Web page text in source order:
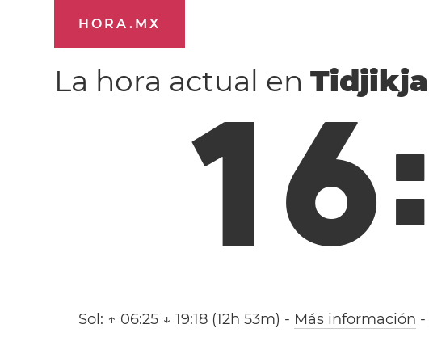
HORA.MX
La hora actual enTidjikja
16:
Sol: ↑ 06:25 ↓ 19:18 (12h 53m) - Más información -